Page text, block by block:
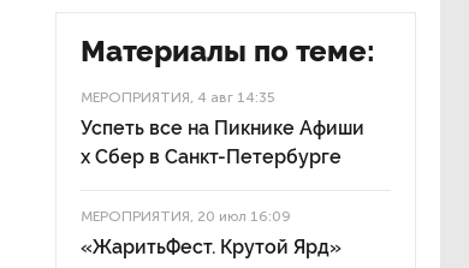
Материалы по теме:
МЕРОПРИЯТИЯ, 4 авг 14:35
Успеть все на Пикнике Афиши
x Сбер в Санкт-Петербурге
МЕРОПРИЯТИЯ, 20 июл 16:09
«ЖаритьФест. Крутой Ярд»